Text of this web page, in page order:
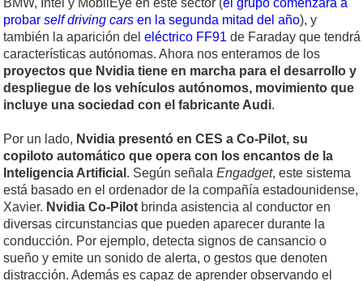
BMW, Intel y MobilEye en este sector (el grupo comenzará a
probar self driving cars en la segunda mitad del año), y
también la aparición del eléctrico FF91 de Faraday que tendrá
características autónomas. Ahora nos enteramos de los
proyectos que Nvidia tiene en marcha para el desarrollo y
despliegue de los vehículos autónomos, movimiento que
incluye una sociedad con el fabricante Audi.
Por un lado, Nvidia presentó en CES a Co-Pilot, su
copiloto automático que opera con los encantos de la
Inteligencia Artificial . Según señala Engadget, este sistema
está basado en el ordenador de la compañía estadounidense,
Xavier. Nvidia Co-Pilot brinda asistencia al conductor en
diversas circunstancias que pueden aparecer durante la
conducción. Por ejemplo, detecta signos de cansancio o
sueño y emite un sonido de alerta, o gestos que denoten
distracción. Además es capaz de aprender observando el